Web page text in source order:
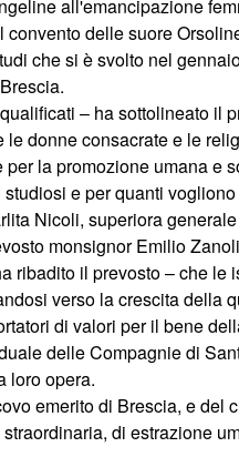
all'emancipazione
delle suore
che si è svolto nel
– ha sottolineato
donne consacrate e le
la promozione umana e
e per quanti
Nicoli, superiora
monsignor Emilio
ribadito il prevosto – che
verso la crescita della
di valori per il bene
delle Compagnie di
loro opera.
emerito di Brescia, e
di estrazione